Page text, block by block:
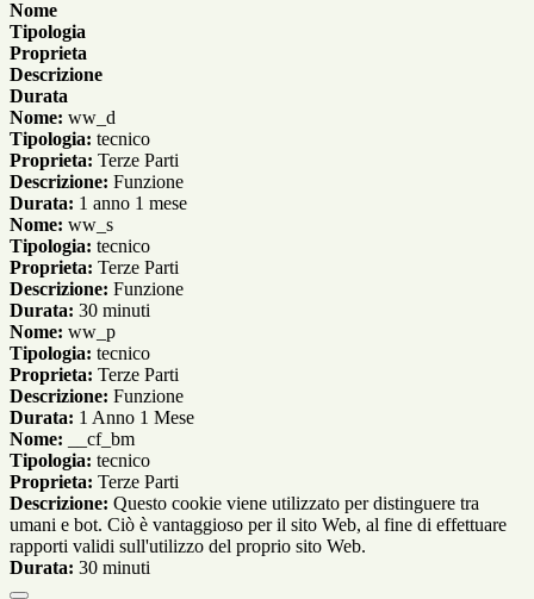
Nome
Tipologia
Proprieta
Descrizione
Durata
Nome: ww_d
Tipologia: tecnico
Proprieta: Terze Parti
Descrizione: Funzione
Durata: 1 anno 1 mese
Nome: ww_s
Tipologia: tecnico
Proprieta: Terze Parti
Descrizione: Funzione
Durata: 30 minuti
Nome: ww_p
Tipologia: tecnico
Proprieta: Terze Parti
Descrizione: Funzione
Durata: 1 Anno 1 Mese
Nome: __cf_bm
Tipologia: tecnico
Proprieta: Terze Parti
Descrizione: Questo cookie viene utilizzato per distinguere tra
umani e bot. Ciò è vantaggioso per il sito Web, al fine di effettuare
rapporti validi sull'utilizzo del proprio sito Web.
Durata: 30 minuti